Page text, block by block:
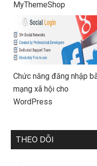
MyThemeShop
Chức năng đăng nhập
mạng xã hội cho
WordPress
THEO DÕI